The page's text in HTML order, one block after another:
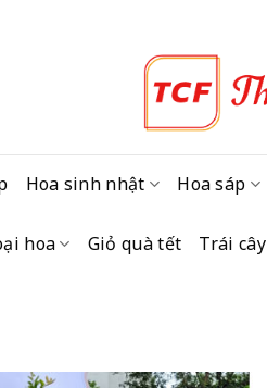
Hoa sinh nhật Hoa sáp
hoa Giỏ quà tết Trái cây